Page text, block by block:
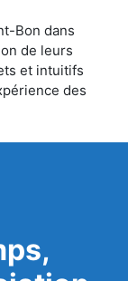
Bon dans
de leurs
et intuitifs
des